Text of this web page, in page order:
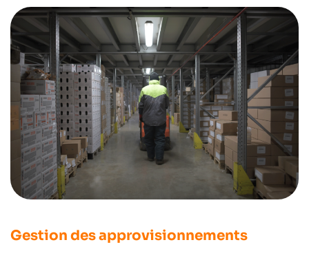
Gestion des approvisionnements